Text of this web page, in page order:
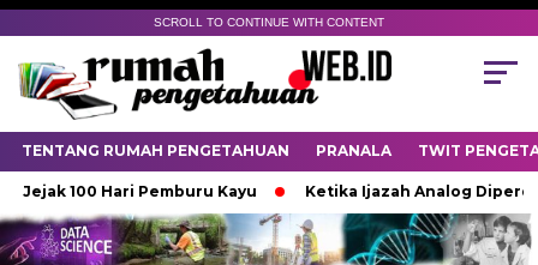
SCROLL TO CONTINUE WITH CONTENT
TENTANG RUMAH PENGETAHUAN PRANALA TWIT
100 Hari Pemburu Kayu Ketika Ijazah Analog